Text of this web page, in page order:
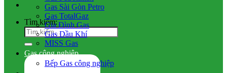
Tìm kiếm:
Gas Sài Gòn Petro
Gas TotalGaz
Gia Đình Gas
Gas Dầu Khí
MISS Gas
Gas công nghiệp
Bếp Gas công nghiệp